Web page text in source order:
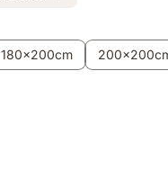
180x200cm